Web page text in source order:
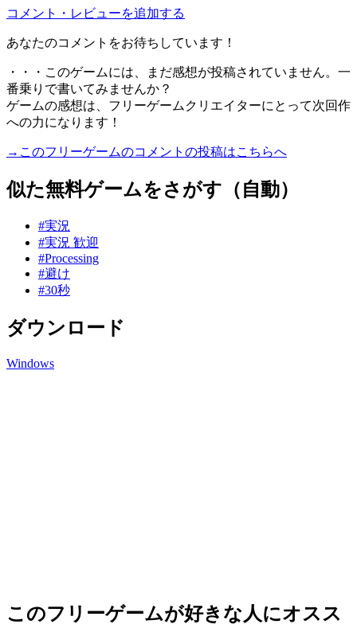
コメント・レビューを追加する
あなたのコメントをお待ちしています！
・・・このゲームには、まだ感想が投稿されていません。一
番乗りで書いてみませんか？
ゲームの感想は、フリーゲームクリエイターにとって次回作
への力になります！
→このフリーゲームのコメントの投稿はこちらへ
似た無料ゲームをさがす（自動）
#実況
#実況 歓迎
#Processing
#避け
#30秒
ダウンロード
Windows
このフリーゲームが好きな人にオスス